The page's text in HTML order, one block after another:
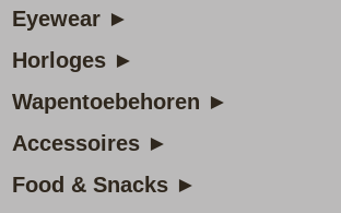
Eyewear ►
Horloges ►
Wapentoebehoren ►
Accessoires ►
Food & Snacks ►